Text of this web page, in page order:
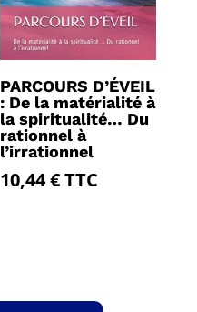
PARCOURS D’ÉVEIL
: De la matérialité à
la spiritualité… Du
rationnel à
l’irrationnel
10,44€TTC